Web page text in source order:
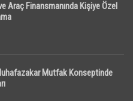
Araç Finansmanında Kişiye Özel
Mutfak Konseptinde